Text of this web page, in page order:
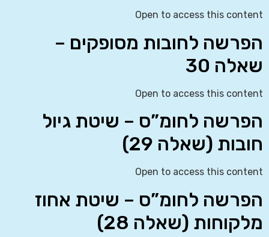
Open to access this content
הפרשה לחובות מסופקים –
שאלה 30
Open to access this content
הפרשה לחומ”ס – שיטת גיול
חובות (שאלה 29)
Open to access this content
הפרשה לחומ”ס – שיטת אחוז
מלקוחות (שאלה 28)